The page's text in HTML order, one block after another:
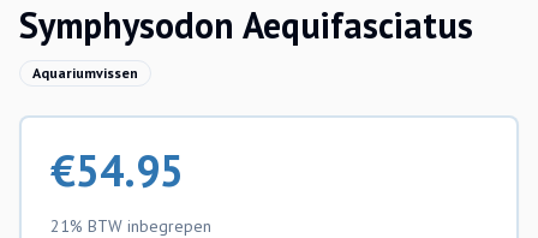
Symphysodon Aequifasciatus
Aquariumvissen
€54.95
21% BTW inbegrepen